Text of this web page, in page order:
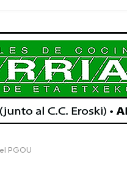
PGOU